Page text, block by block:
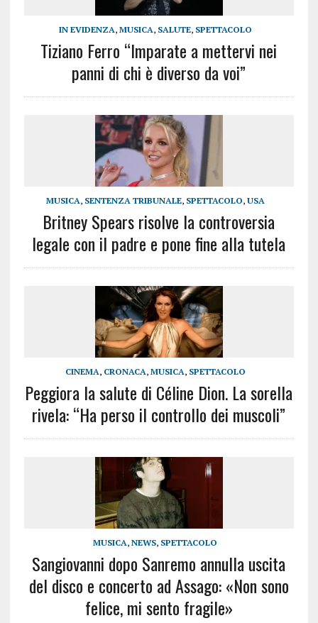
IN EVIDENZA, MUSICA, SALUTE, SPETTACOLO
Tiziano Ferro “Imparate a mettervi nei
panni di chi è diverso da voi”
MUSICA, SENTENZA TRIBUNALE, SPETTACOLO, USA
Britney Spears risolve la controversia
legale con il padre e pone fine alla tutela
CINEMA, CRONACA, MUSICA, SPETTACOLO
Peggiora la salute di Céline Dion. La sorella
rivela: “Ha perso il controllo dei muscoli”
MUSICA,NEWS, SPETTACOLO
Sangiovanni dopo Sanremo annulla uscita
del disco e concerto ad Assago: «Non sono
felice, mi sento fragile»